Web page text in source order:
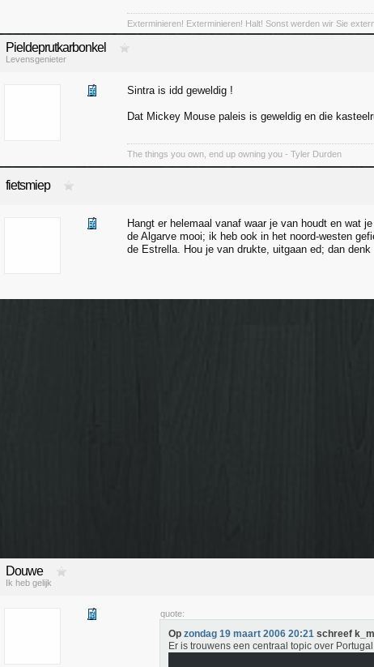
Exterminieren! Exterminieren! Halt! Sonst werden wir Sie
Pieldeprutkarbonkel
Levensgenieter
Sintra is idd geweldig !
Dat Mickey Mouse paleis is geweldig en die
The things you own, end up owning you - Tyler Durden
fietsmiep
Hangt er helemaal vanaf waar je van houdt en wat
de Algarve mooi; ik heb ook in het noord-westen
de Estrella. Hou je van drukte, uitgaan ed; dan denk
Douwe
Ik heb gelijk
quote:
Op zondag 19 maart 2006 20:21 schreef
Er is trouwens een centraal topic over